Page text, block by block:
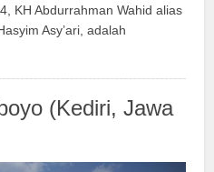
KH Abdurrahman Wahid alias
Asy’ari, adalah
(Kediri, Jawa